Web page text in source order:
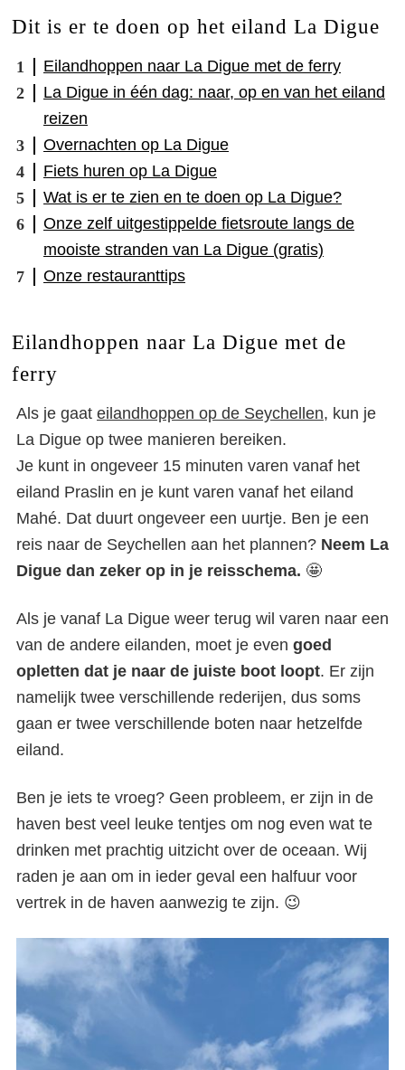
Dit is er te doen op het eiland La Digue
Eilandhoppen naar La Digue met de ferry
La Digue in één dag: naar, op en van het eiland
reizen
Overnachten op La Digue
Fiets huren op La Digue
Wat is er te zien en te doen op La Digue?
Onze zelf uitgestippelde fietsroute langs de
mooiste stranden van La Digue (gratis)
Onze restauranttips
Eilandhoppen naar La Digue met de
ferry
Als je gaat eilandhoppen op de Seychellen, kun je
La Digue op twee manieren bereiken.
Je kunt in ongeveer 15 minuten varen vanaf het
eiland Praslin en je kunt varen vanaf het eiland
Mahé. Dat duurt ongeveer een uurtje. Ben je een
reis naar de Seychellen aan het plannen? Neem La
Digue dan zeker op in je reisschema. 🤩
Als je vanaf La Digue weer terug wil varen naar een
van de andere eilanden, moet je even goed
opletten dat je naar de juiste boot loopt. Er zijn
namelijk twee verschillende rederijen, dus soms
gaan er twee verschillende boten naar hetzelfde
eiland.
Ben je iets te vroeg? Geen probleem, er zijn in de
haven best veel leuke tentjes om nog even wat te
drinken met prachtig uitzicht over de oceaan. Wij
raden je aan om in ieder geval een halfuur voor
vertrek in de haven aanwezig te zijn. 😉